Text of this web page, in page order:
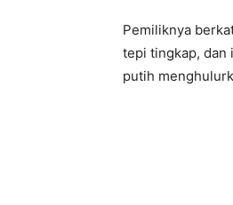
Pemiliknya
tepi tingkap, dan
putih